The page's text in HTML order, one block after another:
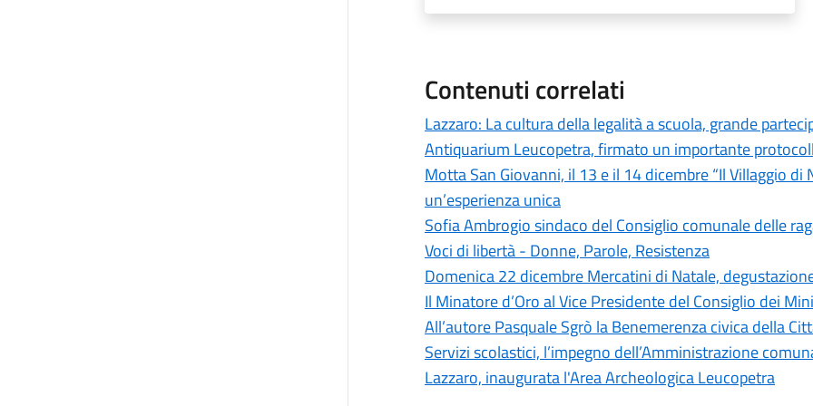
Contenuti correlati
Lazzaro: La cultura della legalità a scuola, grande
Antiquarium Leucopetra, firmato un importante
Motta San Giovanni, il 13 e il 14 dicembre “Il Villaggio di
un’esperienza unica
Sofia Ambrogio sindaco del Consiglio comunale delle
Voci di libertà - Donne, Parole, Resistenza
Domenica 22 dicembre Mercatini di Natale,
Il Minatore d’Oro al Vice Presidente del Consiglio dei
All’autore Pasquale Sgrò la Benemerenza civica della
Servizi scolastici, l’impegno dell’Amministrazione
Lazzaro, inaugurata l'Area Archeologica Leucopetra